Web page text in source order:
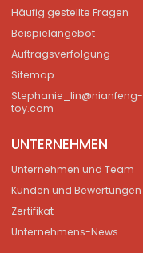
Häufig gestellte Fragen
Beispielangebot
Auftragsverfolgung
Sitemap
Stephanie_lin@nianfeng-
toy.com
UNTERNEHMEN
Unternehmen und Team
Kunden und Bewertungen
Zertifikat
Unternehmens-News